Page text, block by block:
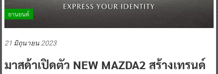
ยานยนต์
21 มิถุนายน 2023
มาสด้าเปิดตัว NEW MAZDA2 สร้างเทรนด์